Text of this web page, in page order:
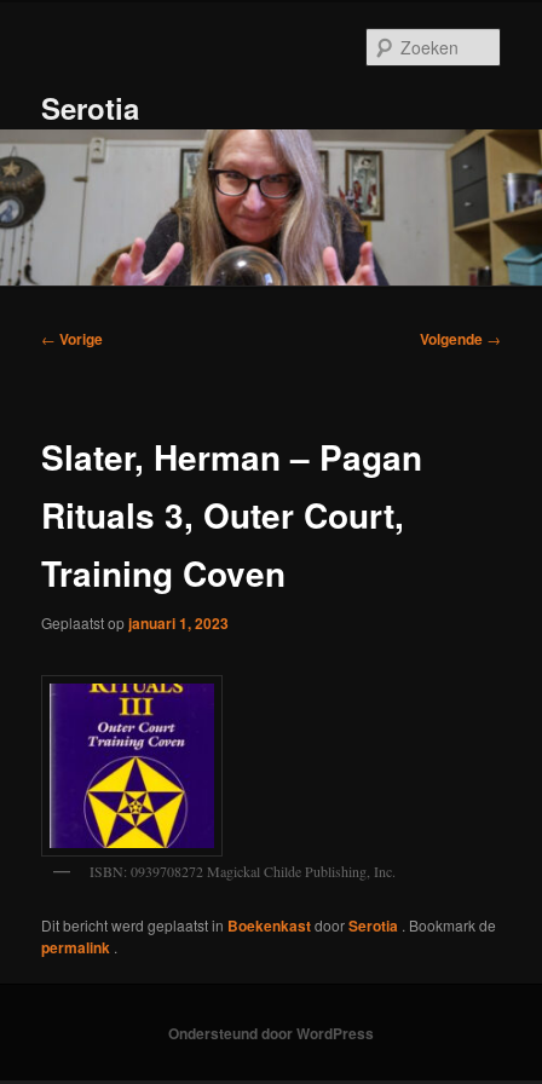
inhoudSerotia
Bericht
← Vorige Volgende →
Slater, Herman – Pagan
Rituals 3, Outer Court,
Training Coven
Geplaatst opjanuari 1, 2023
ISBN: 0939708272 Magickal Childe Publishing, Inc.
Dit bericht werd geplaatst in BoekenkastdoorSerotia . Bookmark de
permalink .
Ondersteund door WordPress